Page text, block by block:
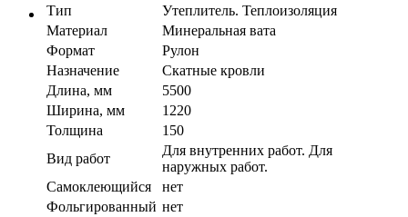
Тип
Утеплитель. Теплоизоляция
Материал
Минеральная вата
Формат
Рулон
Назначение
Скатные кровли
Длина, мм
5500
Ширина, мм
1220
Толщина
150
Вид работ
Для внутренних работ. Для
наружных работ.
Самоклеющийся
нет
Фольгированный нет